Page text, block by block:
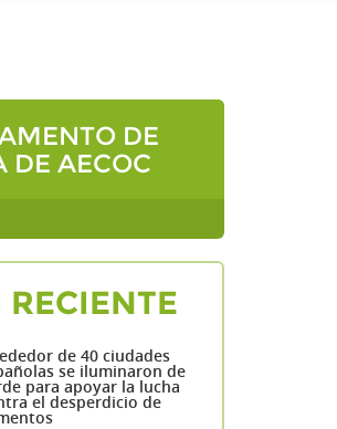
DE
DE AECOC
RECIENTE
de 40 ciudades
se iluminaron de
para apoyar la lucha
el desperdicio de